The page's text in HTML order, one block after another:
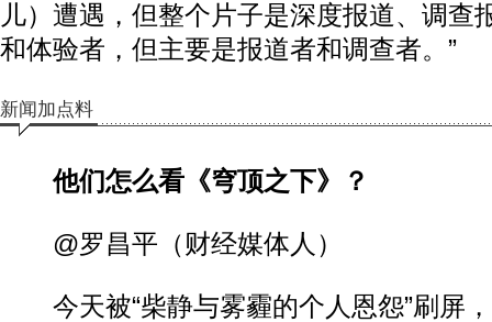
儿）遭遇，但整个片子是深度报道、调查
和体验者，但主要是报道者和调查者。”
新闻加点料
他们怎么看《穹顶之下》？
@罗昌平（财经媒体人）
今天被“柴静与雾霾的个人恩怨”刷屏